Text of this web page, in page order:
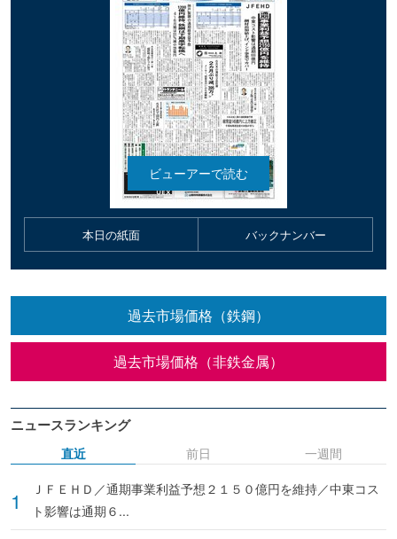
本日の紙面 バックナンバー
過去市場価格（鉄鋼）
過去市場価格（非鉄金属）
ニュースランキング
直近
ＪＦＥＨＤ／通期事業利益予想２１５０億円を維持／中東コス
ト影響は通期６...
前日 一週間